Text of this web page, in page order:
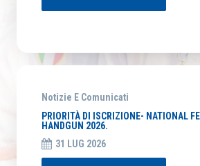
Notizie E Comunicati
PRIORITÀ DI ISCRIZIONE- NATIONAL
HANDGUN 2026.
31 LUG 2026